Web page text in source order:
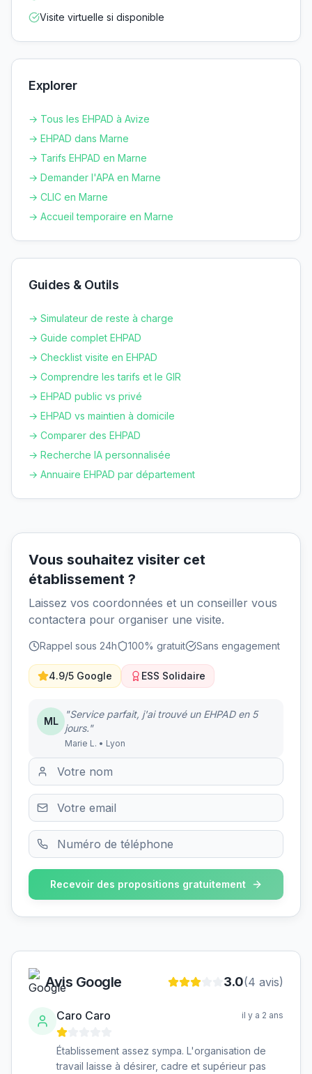
Visite virtuelle si disponible
Explorer
→ Tous les EHPAD à Avize
→ EHPAD dans Marne
→ Tarifs EHPAD en Marne
→ Demander l'APA en Marne
→ CLIC en Marne
→ Accueil temporaire en Marne
Guides & Outils
→ Simulateur de reste à charge
→ Guide complet EHPAD
→ Checklist visite en EHPAD
→ Comprendre les tarifs et le GIR
→ EHPAD public vs privé
→ EHPAD vs maintien à domicile
→ Comparer des EHPAD
→ Recherche IA personnalisée
→ Annuaire EHPAD par département
Vous souhaitez visiter cet
établissement ?
Laissez vos coordonnées et un conseiller vous
contactera pour organiser une visite.
Rappel sous 24h 100% gratuit Sans engagement
4.9/5 Google ESS Solidaire
ML
"Service parfait, j'ai trouvé un EHPAD en 5
jours."
Marie L. • Lyon
Recevoir des propositions gratuitement
Avis Google 3.0(4 avis)
Caro Caro il y a 2 ans
Établissement assez sympa. L'organisation de
travail laisse à désirer, cadre et supérieur pas